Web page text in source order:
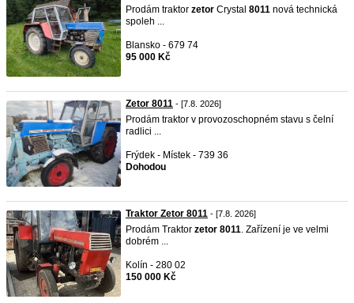
Prodám traktor zetor Crystal 8011 nová technická
spoleh ...
Blansko - 679 74
95 000 Kč
Zetor 8011 - [7.8. 2026]
Prodám traktor v provozoschopném stavu s čelní
radlici ...
Frýdek - Místek - 739 36
Dohodou
Traktor Zetor 8011 - [7.8. 2026]
Prodám Traktor zetor 8011. Zařízení je ve velmi
dobrém ...
Kolín - 280 02
150 000 Kč